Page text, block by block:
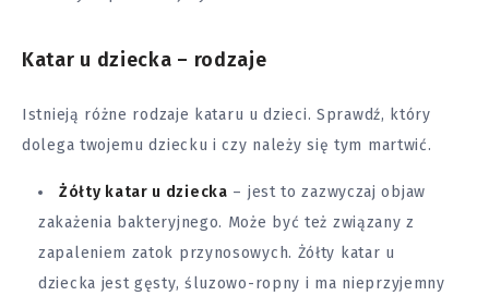
Katar u dziecka – rodzaje
Istnieją różne rodzaje kataru u dzieci. Sprawdź, który
dolega twojemu dziecku i czy należy się tym martwić.
Żółty katar u dziecka – jest to zazwyczaj objaw
zakażenia bakteryjnego. Może być też związany z
zapaleniem zatok przynosowych. Żółty katar u
dziecka jest gęsty, śluzowo-ropny i ma nieprzyjemny